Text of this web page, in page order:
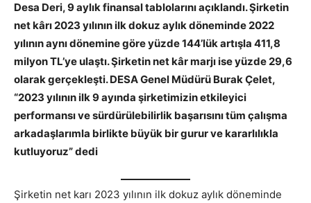
Desa Deri, 9 aylık finansal tablolarını açıklandı. Şirketin
net kârı 2023 yılının ilk dokuz aylık döneminde 2022
yılının aynı dönemine göre yüzde 144’lük artışla 411,8
milyon TL’ye ulaştı. Şirketin net kâr marjı ise yüzde 29,6
olarak gerçekleşti. DESA Genel Müdürü Burak Çelet,
“2023 yılının ilk 9 ayında şirketimizin etkileyici
performansı ve sürdürülebilirlik başarısını tüm çalışma
arkadaşlarımla birlikte büyük bir gurur ve kararlılıkla
kutluyoruz” dedi
Şirketin net karı 2023 yılının ilk dokuz aylık döneminde